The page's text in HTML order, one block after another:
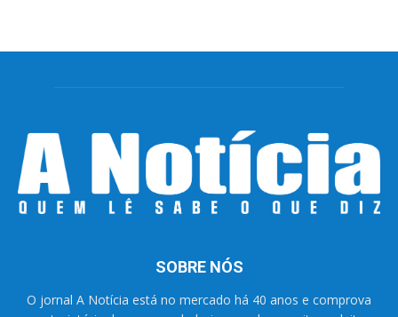
SOBRE NÓS
O jornal A Notícia está no mercado há 40 anos e comprova